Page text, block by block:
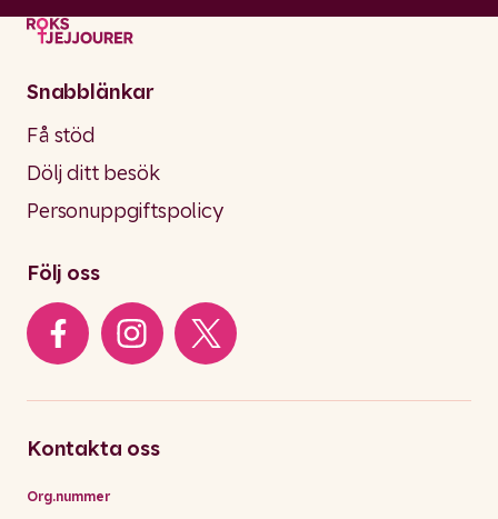
Snabblänkar
Få stöd
Dölj ditt besök
Personuppgiftspolicy
Följ oss
Kontakta oss
Org.nummer